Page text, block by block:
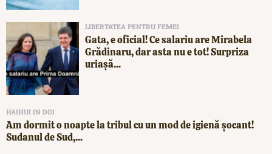
LIBERTATEA PENTRU FEMEI
Gata, e oficial! Ce salariu are Mirabela
Grădinaru, dar asta nu e tot! Surpriza
uriașă...
HAIHUI IN DOI
Am dormit o noapte la tribul cu un mod de igienă șocant!
Sudanul de Sud,...